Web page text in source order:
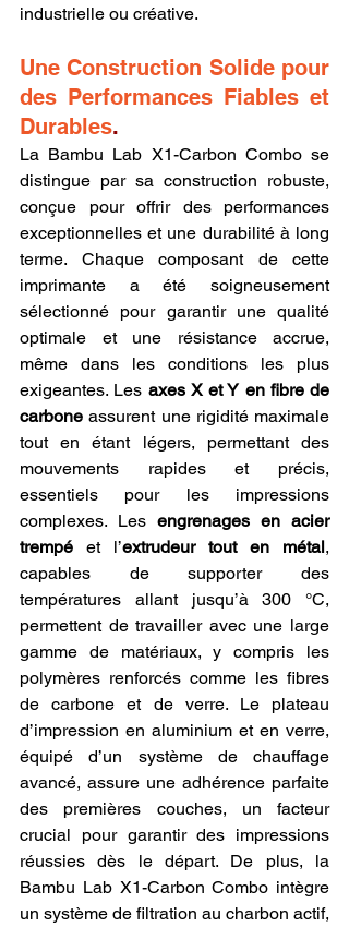
industrielle ou créative.
Une Construction Solide pour
des Performances Fiables et
Durables.
La Bambu Lab X1-Carbon Combo se
distingue par sa construction robuste,
conçue pour offrir des performances
exceptionnelles et une durabilité à long
terme. Chaque composant de cette
imprimante a été soigneusement
sélectionné pour garantir une qualité
optimale et une résistance accrue,
même dans les conditions les plus
exigeantes. Les axes X et Y en fibre de
carbone assurent une rigidité maximale
tout en étant légers, permettant des
mouvements rapides et précis,
essentiels pour les impressions
complexes. Les engrenages en acier
trempé et l’extrudeur tout en métal,
capables de supporter des
températures allant jusqu’à 300 °C,
permettent de travailler avec une large
gamme de matériaux, y compris les
polymères renforcés comme les fibres
de carbone et de verre. Le plateau
d’impression en aluminium et en verre,
équipé d’un système de chauffage
avancé, assure une adhérence parfaite
des premières couches, un facteur
crucial pour garantir des impressions
réussies dès le départ. De plus, la
Bambu Lab X1-Carbon Combo intègre
un système de filtration au charbon actif,